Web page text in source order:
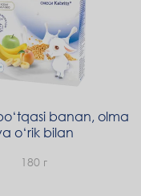
banan, olma
o‘rik bilan
180 г